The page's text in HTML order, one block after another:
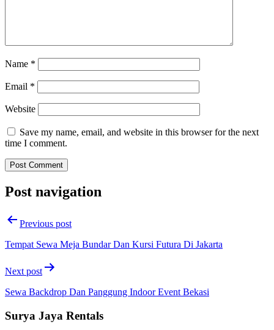
Name *
Email *
Website
Save my name, email, and website in this browser for the next
time I comment.
Post navigation
Previous post
Tempat Sewa Meja Bundar Dan Kursi Futura Di Jakarta
Next post
Sewa Backdrop Dan Panggung Indoor Event Bekasi
Surya Jaya Rentals